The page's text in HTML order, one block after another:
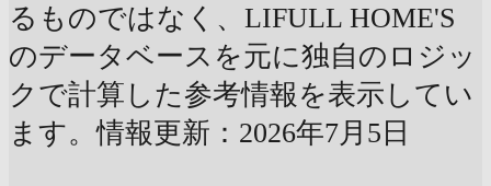
るものではなく、LIFULL HOME'S
のデータベースを元に独自のロジッ
クで計算した参考情報を表示してい
ます。情報更新：2026年7月5日